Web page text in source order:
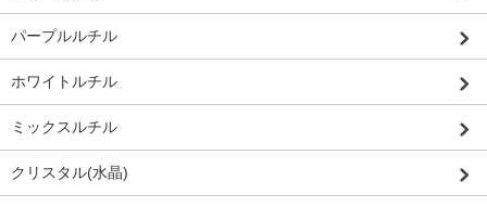
パープルルチル
ホワイトルチル
ミックスルチル
クリスタル(水晶)